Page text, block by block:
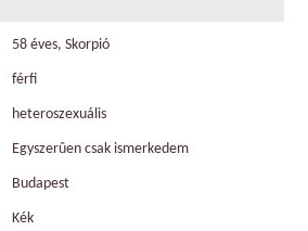
58 éves, Skorpió
férfi
heteroszexuális
Egyszerûen csak ismerkedem
Budapest
Kék